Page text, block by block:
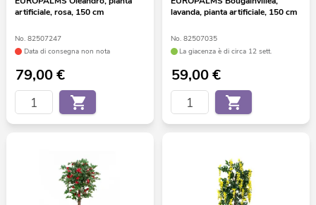
artificiale, rosa, 150 cm
No. 82507247
Data di consegna non nota
79,00€
lavanda, pianta artificiale, 150 cm
No. 82507035
La giacenza è di circa 12 sett.
59,00€